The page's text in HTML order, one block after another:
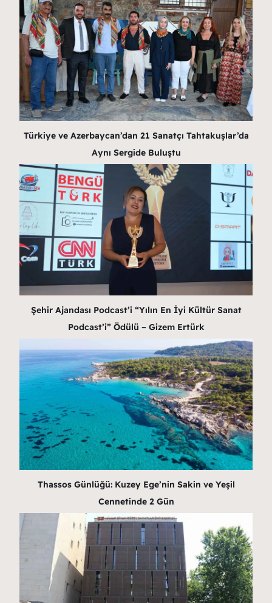
Türkiye ve Azerbaycan’dan 21 Sanatçı Tahtakuşlar’da
Aynı Sergide Buluştu
Şehir Ajandası Podcast’i “Yılın En İyi Kültür Sanat
Podcast’i” Ödülü – Gizem Ertürk
Thassos Günlüğü: Kuzey Ege’nin Sakin ve Yeşil
Cennetinde 2 Gün